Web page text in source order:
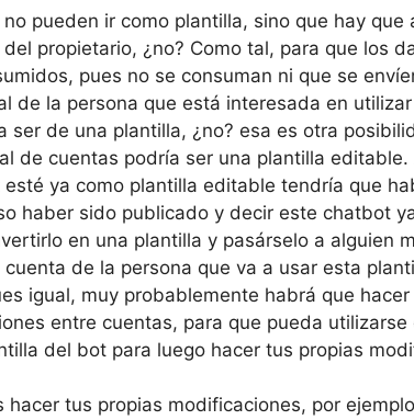
pueden ir como plantilla, sino que hay
propietario, ¿no? Como tal, para que los
pues no se consuman ni que se
de la persona que está interesada en
ser de una plantilla, ¿no? esa es otra
de cuentas podría ser una plantilla
ya como plantilla editable tendría que
haber sido publicado y decir este chatbot
en una plantilla y pasárselo a alguien
cuenta de la persona que va a usar esta
igual, muy probablemente habrá que
entre cuentas, para que pueda
del bot para luego hacer tus propias
hacer tus propias modificaciones, por